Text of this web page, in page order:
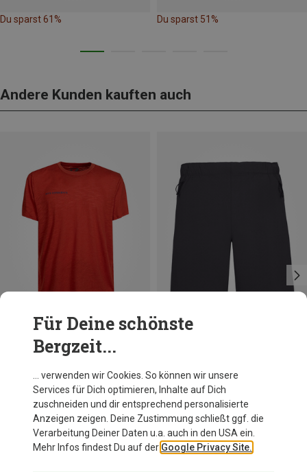
Du sparst 61% Du sparst 51%
Andere Kunden kauften auch
Du sparst 45%
Für Deine schönste
Bergzeit...
… verwenden wir Cookies. So können wir unsere
Services für Dich optimieren, Inhalte auf Dich
zuschneiden und dir entsprechend personalisierte
Anzeigen zeigen. Deine Zustimmung schließt ggf. die
Verarbeitung Deiner Daten u.a. auch in den USA ein.
Mehr Infos findest Du auf der Google Privacy Site.